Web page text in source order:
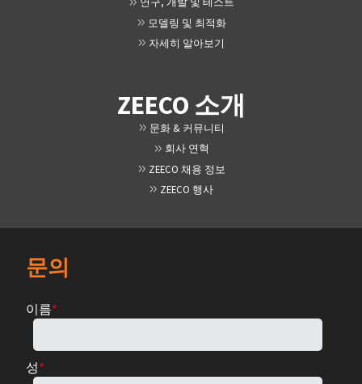
모델링 및 최적화
자세히 알아보기
ZEECO 소개
문화 & 커뮤니티
회사 연혁
ZEECO 채용 정보
ZEECO 행사
문의
이름*
성*